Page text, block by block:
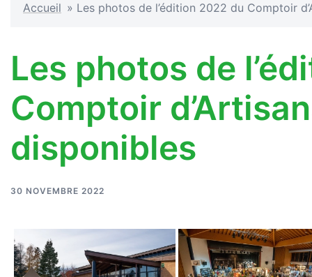
Accueil » Les photos de l’édition 2022 du Comptoir
Les photos de
Comptoir
disponibles
30 NOVEMBRE 2022